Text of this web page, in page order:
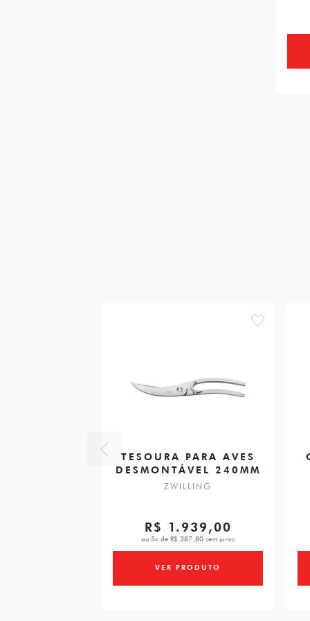
favorite
TESOURA PARA AVES
DESMONTÁVEL 240MM
ZWILLING
R$ 1.939,00
ou 5x de R$ 387,80 sem juros
VER PRODUTO